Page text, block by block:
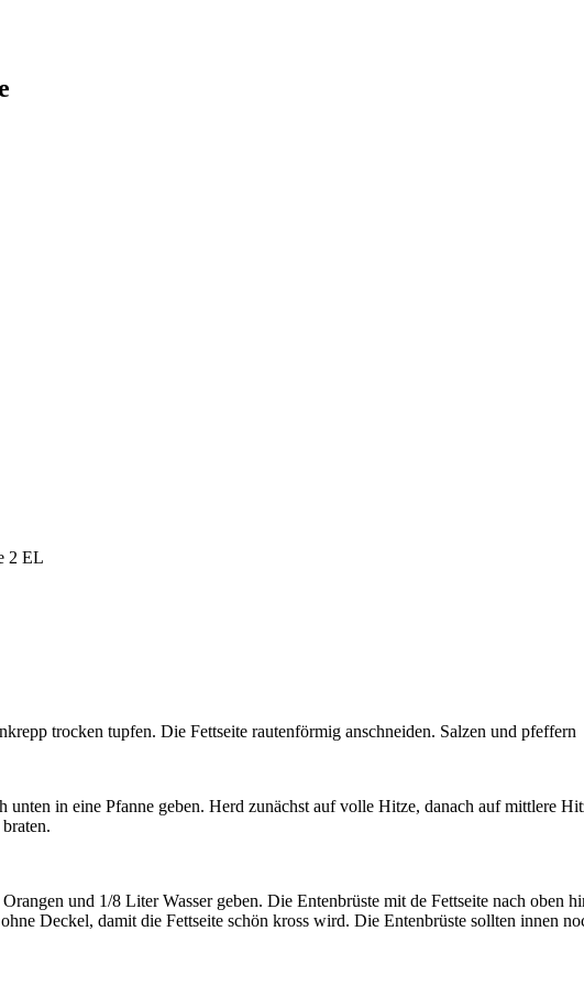
2 EL
trocken tupfen. Die Fettseite rautenförmig anschneiden. Salzen und pfeffern
unten in eine Pfanne geben. Herd zunächst auf volle Hitze, danach auf mittlere
und 1/8 Liter Wasser geben. Die Entenbrüste mit de Fettseite nach
Deckel, damit die Fettseite schön kross wird. Die Entenbrüste sollten innen